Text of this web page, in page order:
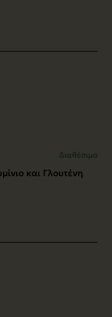
Διαθέσιμο
και Γλουτένη